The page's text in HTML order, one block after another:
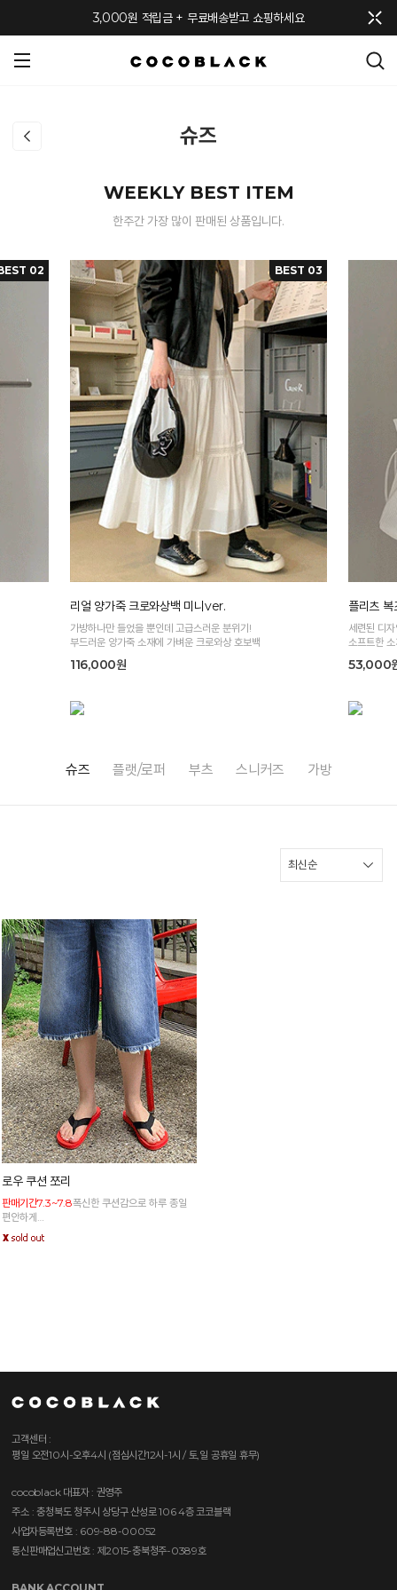
3,000원 적립금 + 무료배송받고 쇼핑하세요
슈즈
WEEKLY BEST ITEM
한주간 가장 많이 판매된 상품입니다.
02 BEST 03
리얼 양가죽 크로와상백 미니ver.
가방하나만 들었을 뿐인데 고급스러운 분위기!
부드러운 양가죽 소재에 가벼운 크로와상 호보백
116,000원
플리츠 복
세련된 디
소프트한
53,000
슈즈 플랫/로퍼 부츠 스니커즈 가방
로우 쿠션 쪼리
판매기간7.3~7.8폭신한 쿠션감으로 하루 종일
편안하게
가볍게 신기 좋은 데일리 플랫 쪼리
고객센터 :
평일 오전10시-오후4시 (점심시간12시-1시 / 토,일 공휴일 휴무)
cocoblack대표자 : 권영주
주소 : 충청북도 청주시 상당구 산성로 106 4층 코코블랙
사업자등록번호 : 609-88-00052
통신판매업신고번호 : 제2015-충북청주-0389호
BANK ACCOUNT